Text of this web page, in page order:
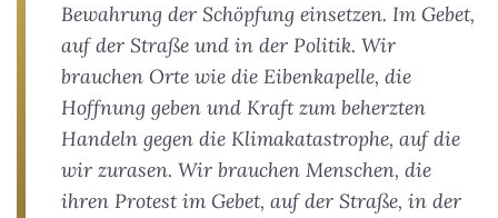
Bewahrung der Schöpfung einsetzen. Im Gebet,
auf der Straße und in der Politik. Wir
brauchen Orte wie die Eibenkapelle, die
Hoffnung geben und Kraft zum beherzten
Handeln gegen die Klimakatastrophe, auf die
wir zurasen. Wir brauchen Menschen, die
ihren Protest im Gebet, auf der Straße, in der